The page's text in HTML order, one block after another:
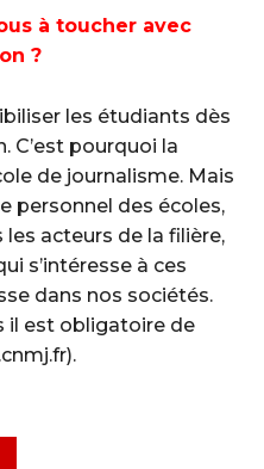
à toucher avec
?
les étudiants dès
C’est pourquoi la
de journalisme. Mais
personnel des écoles,
acteurs de la filière,
s’intéresse à ces
dans nos sociétés.
il est obligatoire de